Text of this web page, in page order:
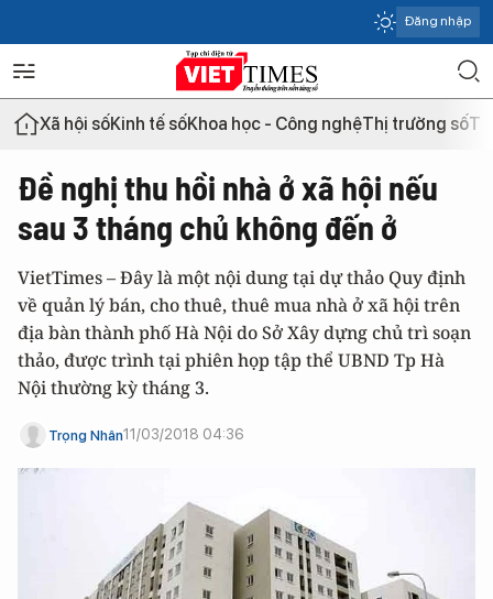
Đăng nhập
Xã hội sốKinh tế sốKhoa học - Công nghệThị trường số
Đề nghị thu hồi nhà ở xã hội nếu
sau 3 tháng chủ không đến ở
VietTimes – Đây là một nội dung tại dự thảo Quy định
về quản lý bán, cho thuê, thuê mua nhà ở xã hội trên
địa bàn thành phố Hà Nội do Sở Xây dựng chủ trì soạn
thảo, được trình tại phiên họp tập thể UBND Tp Hà
Nội thường kỳ tháng 3.
Trọng Nhân11/03/2018 04:36